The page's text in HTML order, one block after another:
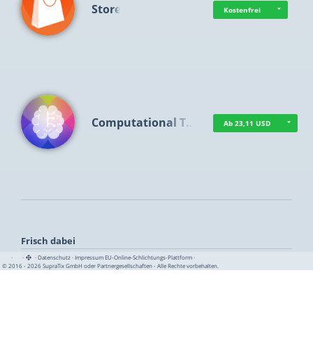
Store Kostenfrei
Computational T… Ab 23,11 USD
Frisch dabei
· · ·Datenschutz·Impressum EU-Online-Schlichtungs-Plattform·
© 2016 - 2026 SupraTix GmbH oder Partnergesellschaften - Alle Rechte vorbehalten.